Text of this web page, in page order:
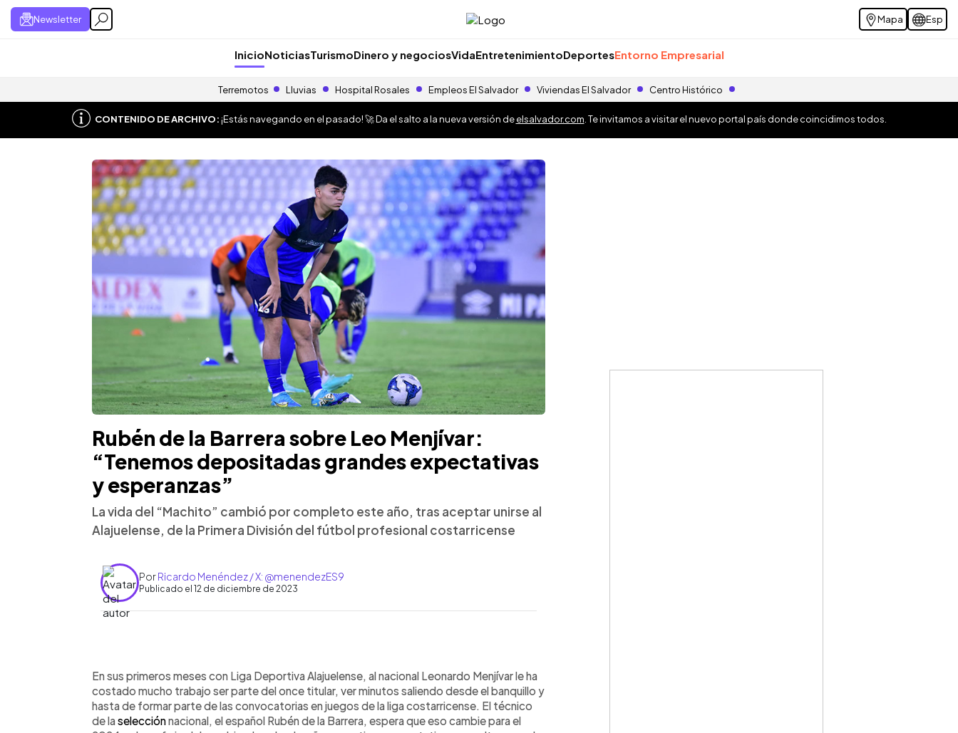
Newsletter Mapa Esp
InicioNoticiasTurismoDinero y negociosVidaEntretenimientoDeportesEntorno Empresarial
Terremotos Lluvias Hospital Rosales Empleos El Salvador Viviendas El Salvador Centro Histórico
CONTENIDO DE ARCHIVO:¡Estás navegando en el pasado! 🚀 Da el salto a la nueva versión deelsalvador.com . Te invitamos a visitar el nuevo portal país donde coincidimos todos.
Rubén de la Barrera sobre Leo Menjívar:
“Tenemos depositadas grandes expectativas
y esperanzas”
La vida del “Machito” cambió por completo este año, tras aceptar unirse al
Alajuelense, de la Primera División del fútbol profesional costarricense
PorRicardo Menéndez / X: @menendezES9
Publicado el 12 de diciembre de 2023
► Escuchar artículo
En sus primeros meses con Liga Deportiva Alajuelense, al nacional Leonardo Menjívar le ha
costado mucho trabajo ser parte del once titular, ver minutos saliendo desde el banquillo y
hasta de formar parte de las convocatorias en juegos de la liga costarricense. El técnico
de laselecciónnacional, el español Rubén de la Barrera, espera que eso cambie para el